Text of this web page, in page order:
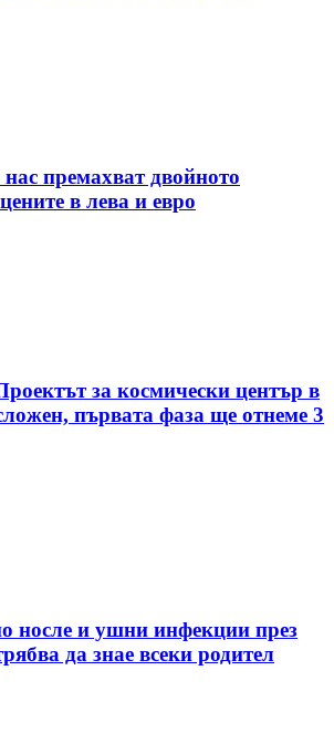
премахват двойното
в лева и евро
за космически център в
първата фаза ще отнеме 3
носле и ушни инфекции през
да знае всеки родител